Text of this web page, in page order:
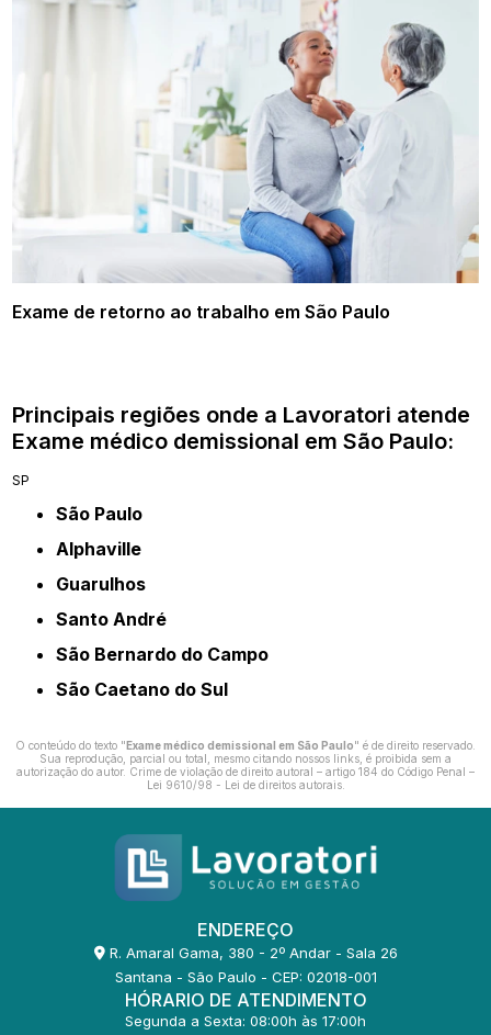
Exame de retorno ao trabalho em São Paulo
Principais regiões onde a Lavoratori atende
Exame médico demissional em São Paulo:
SP
São Paulo
Alphaville
Guarulhos
Santo André
São Bernardo do Campo
São Caetano do Sul
O conteúdo do texto "Exame médico demissional em São Paulo" é de direito reservado.
Sua reprodução, parcial ou total, mesmo citando nossos links, é proibida sem a
autorização do autor. Crime de violação de direito autoral – artigo 184 do Código Penal –
Lei 9610/98 - Lei de direitos autorais.
ENDEREÇO
R. Amaral Gama, 380 - 2º Andar - Sala 26
Santana - São Paulo - CEP: 02018-001
HÓRARIO DE ATENDIMENTO
Segunda a Sexta: 08:00h às 17:00h